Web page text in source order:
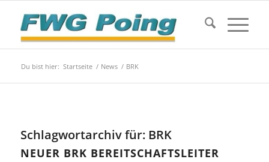
Du bist hier: Startseite / News / BRK
Schlagwortarchiv für: BRK
NEUER BRK BEREITSCHAFTSLEITER